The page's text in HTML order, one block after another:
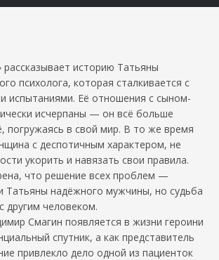
рассказывает историю Татьяны
психолога, которая сталкивается с
испытаниями. Её отношения с сыном-
исчерпаны — он всё больше
погружаясь в свой мир. В то же время
с деспотичным характером, не
укорить и навязать свои правила.
что решение всех проблем —
Татьяны надёжного мужчины, но судьба
другим человеком.
Смагин появляется в жизни героини
спутник, а как представитель
привлекло дело одной из пациенток